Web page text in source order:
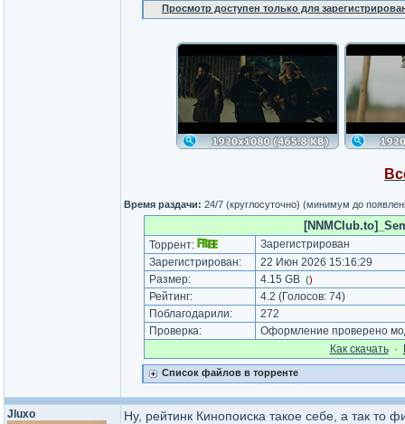
Просмотр доступен только для
Время раздачи: 24/7 (круглосуточно) (минимум до
Торрент:
Зарегистрирован
Зарегистрирован:
22 Июн 2026 15:16:29
Размер:
4.15 GB ()
Рейтинг: 4.2 (Голосов: 74)
Поблагодарили:
272
Проверка:
Оформление проверено
Как cкачать·
Список файлов в торренте
Jluxo Ну, рейтинк Кинопоиска такое себе, а так то